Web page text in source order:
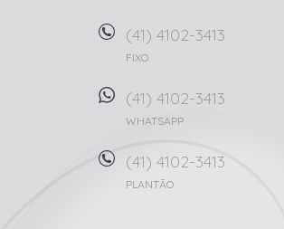
(41) 4102-3413
FIXO
(41) 4102-3413
WHATSAPP
(41) 4102-3413
PLANTÃO